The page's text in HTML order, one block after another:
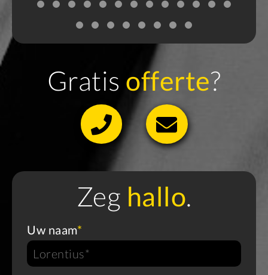
Gratis offerte?
Zeg hallo.
Uw naam*